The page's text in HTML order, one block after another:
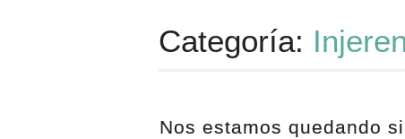
Categoría:
Nos estamos quedando